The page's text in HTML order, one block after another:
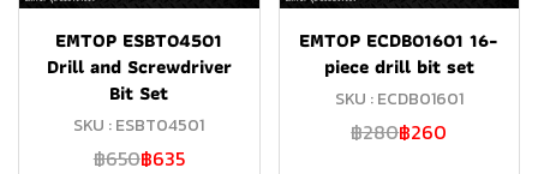
EMTOP ESBT04501
Drill and Screwdriver
Bit Set
SKU : ESBT04501
฿650฿635
EMTOP ECDB01601 16-
piece drill bit set
SKU : ECDB01601
฿280฿260